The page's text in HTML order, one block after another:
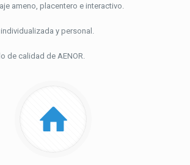
ameno, placentero e interactivo.
y personal.
de calidad de AENOR.